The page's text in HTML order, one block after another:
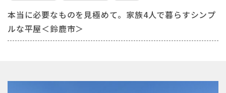
本当に必要なものを見極めて。家族4人で暮らすシンプ
ルな平屋＜鈴鹿市＞